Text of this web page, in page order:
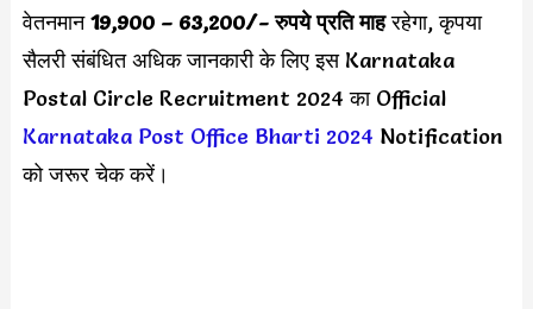
वेतनमान19,900 – 63,200/- रुपये प्रति माहरहेगा, कृपया
सैलरी संबंधित अधिक जानकारी के लिए इस Karnataka
Postal Circle Recruitment 2024 का Official
Karnataka Post Office Bharti 2024 Notification
को जरूर चेक करें।